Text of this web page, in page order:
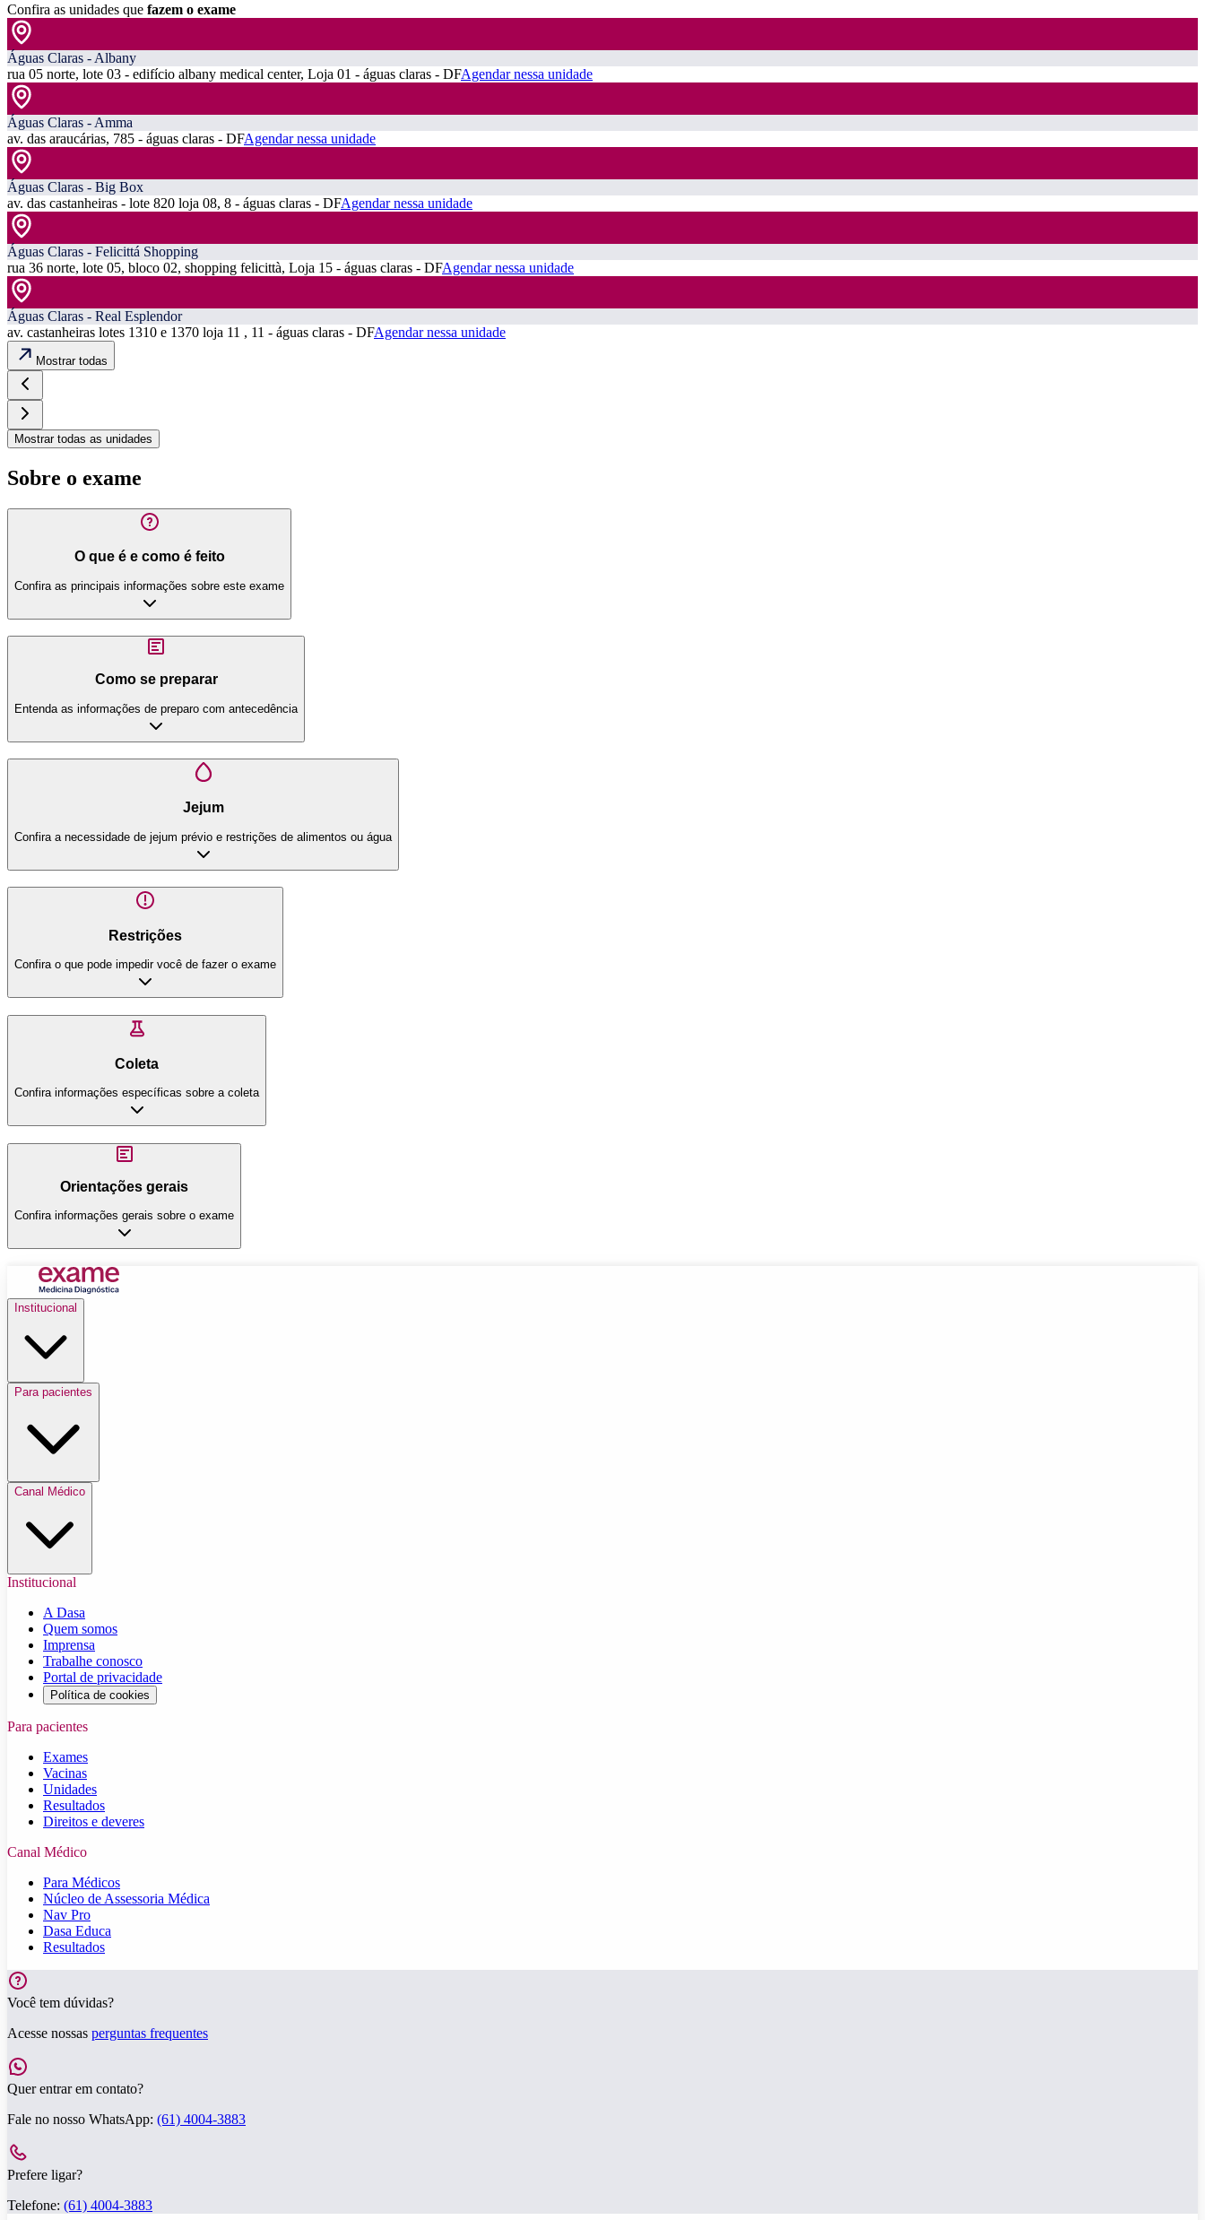
Confira as unidades que fazem o exame
Águas Claras - Albany
rua 05 norte, lote 03 - edifício albany medical center, Loja 01 - águas claras - DFAgendar nessa unidade
Águas Claras - Amma
av. das araucárias, 785 - águas claras - DFAgendar nessa unidade
Águas Claras - Big Box
av. das castanheiras - lote 820 loja 08, 8 - águas claras - DFAgendar nessa unidade
Águas Claras - Felicittá Shopping
rua 36 norte, lote 05, bloco 02, shopping felicittà, Loja 15 - águas claras - DFAgendar nessa unidade
Águas Claras - Real Esplendor
av. castanheiras lotes 1310 e 1370 loja 11 , 11 - águas claras - DFAgendar nessa unidade
Mostrar todas
Mostrar todas as unidades
Sobre o exame
O que é e como é feito
Confira as principais informações sobre este exame
Como se preparar
Entenda as informações de preparo com antecedência
Jejum
Confira a necessidade de jejum prévio e restrições de alimentos ou água
Restrições
Confira o que pode impedir você de fazer o exame
Coleta
Confira informações específicas sobre a coleta
Orientações gerais
Confira informações gerais sobre o exame
Institucional
Para pacientes
Canal Médico
Institucional
A Dasa
Quem somos
Imprensa
Trabalhe conosco
Portal de privacidade
Política de cookies
Para pacientes
Exames
Vacinas
Unidades
Resultados
Direitos e deveres
Canal Médico
Para Médicos
Núcleo de Assessoria Médica
Nav Pro
Dasa Educa
Resultados
Você tem dúvidas?
Acesse nossas perguntas frequentes
Quer entrar em contato?
Fale no nosso WhatsApp: (61) 4004-3883
Prefere ligar?
Telefone: (61) 4004-3883